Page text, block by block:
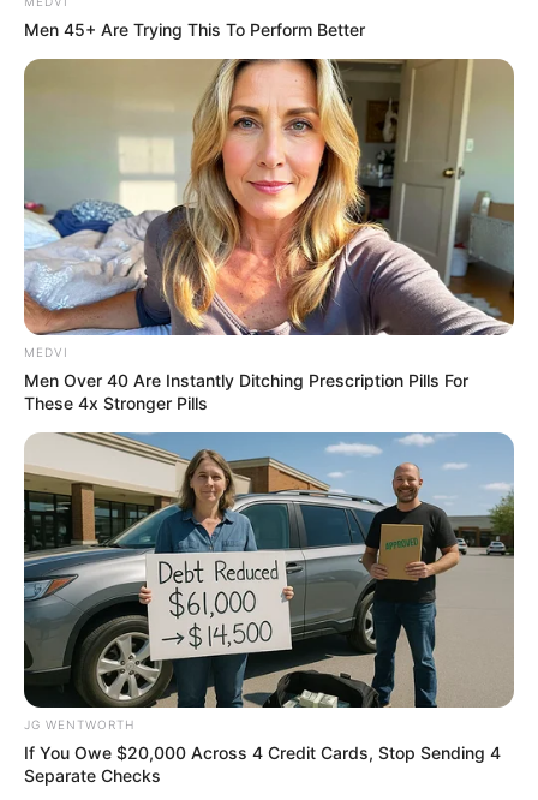
ราศีมีน
ชาวราศีมีนมีเกณฑ์เจ็บป่วยออดๆ แอดๆ เป็นทุนเดิมด้วย
โรคเกี่ยวกับระบบทางเดินหายใจ เจ็บป่วยบริเวณคอ และ
นอกจากนี้ ยังเสี่ยงจะได้รับอุบัติเหตุจากการเดินทาง ดัง
นั้นแล้ว ควรมีสติในการขับขี่ เดินทาง อย่าประมาท อย่า
เผลอโดยเด็ดขาด
Men 45+ Are Trying This To Perform Better
MEDVI
Men Over 40 Are Instantly Ditching Prescription Pills For
These 4x Stronger Pills
JG WENTWORTH
If You Owe $20,000 Across 4 Credit Cards, Stop Sending 4
Separate Checks